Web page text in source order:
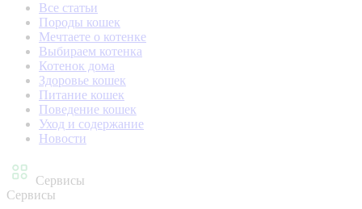
Все статьи
Породы кошек
Мечтаете о котенке
Выбираем котенка
Котенок дома
Здоровье кошек
Питание кошек
Поведение кошек
Уход и содержание
Новости
Сервисы
Сервисы